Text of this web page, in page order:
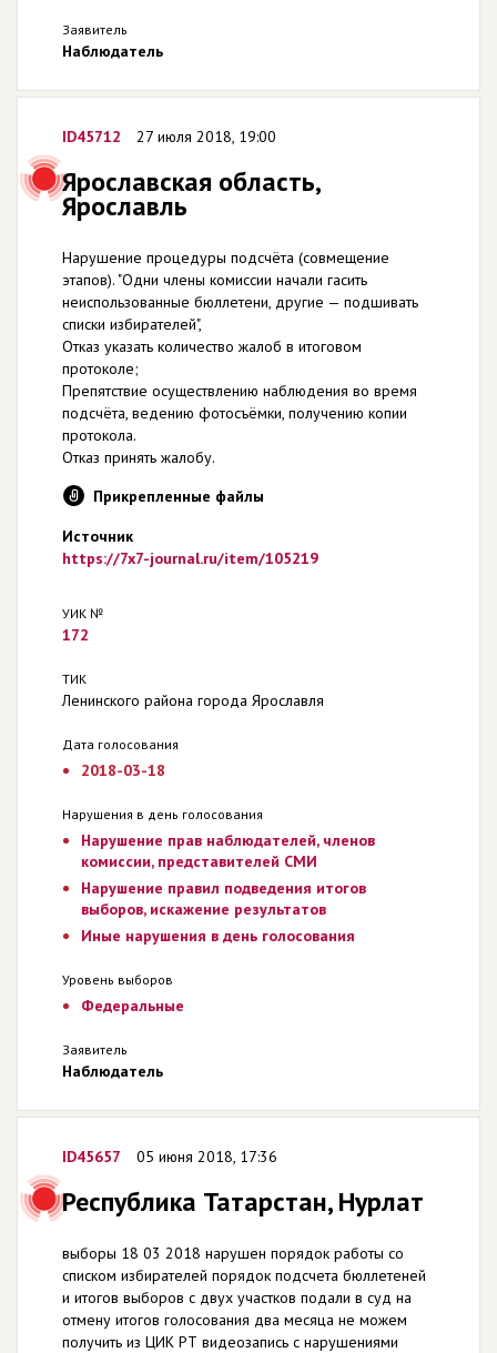
Заявитель
Наблюдатель
ID45712 27 июля 2018, 19:00
Ярославская область,
Ярославль
Нарушение процедуры подсчёта (совмещение
этапов). "Одни члены комиссии начали гасить
неиспользованные бюллетени, другие — подшивать
списки избирателей",
Отказ указать количество жалоб в итоговом
протоколе;
Препятствие осуществлению наблюдения во время
подсчёта, ведению фотосъёмки, получению копии
протокола.
Отказ принять жалобу.
Прикрепленные файлы
Источник
https://7x7-journal.ru/item/105219
УИК №
172
ТИК
Ленинского района города Ярославля
Дата голосования
2018-03-18
Нарушения в день голосования
Нарушение прав наблюдателей, членов
комиссии, представителей СМИ
Нарушение правил подведения итогов
выборов, искажение результатов
Иные нарушения в день голосования
Уровень выборов
Федеральные
Заявитель
Наблюдатель
ID45657 05 июня 2018, 17:36
Республика Татарстан, Нурлат
выборы 18 03 2018 нарушен порядок работы со
списком избирателей порядок подсчета бюллетеней
и итогов выборов с двух участков подали в суд на
отмену итогов голосования два месяца не можем
получить из ЦИК РТ видеозапись с нарушениями